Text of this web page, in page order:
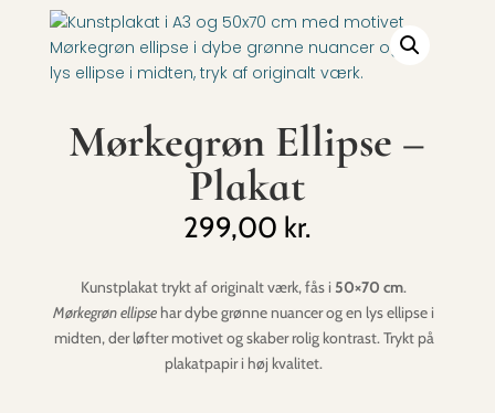
Mørkegrøn Ellipse –
Plakat
299,00 kr.
Kunstplakat trykt af originalt værk, fås i 50×70 cm.
Mørkegrøn ellipse har dybe grønne nuancer og en lys ellipse i
midten, der løfter motivet og skaber rolig kontrast. Trykt på
plakatpapir i høj kvalitet.